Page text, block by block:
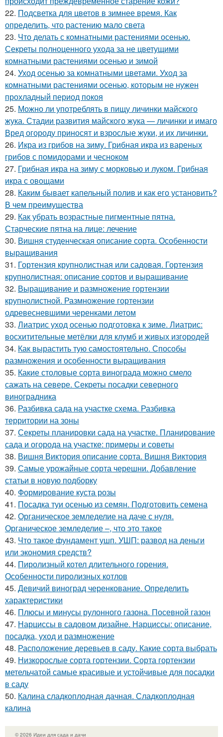
22. Подсветка для цветов в зимнее время. Как
определить, что растению мало света
23. Что делать с комнатными растениями осенью.
Секреты полноценного ухода за не цветущими
комнатными растениями осенью и зимой
24. Уход осенью за комнатными цветами. Уход за
комнатными растениями осенью, которым не нужен
прохладный период покоя
25. Можно ли употреблять в пищу личинки майского
жука. Стадии развития майского жука — личинки и имаго
Вред огороду приносят и взрослые жуки, и их личинки.
26. Икра из грибов на зиму. Грибная икра из вареных
грибов с помидорами и чесноком
27. Грибная икра на зиму с морковью и луком. Грибная
икра с овощами
28. Каким бывает капельный полив и как его установить?
В чем преимущества
29. Как убрать возрастные пигментные пятна.
Старческие пятна на лице: лечение
30. Вишня студенческая описание сорта. Особенности
выращивания
31. Гортензия крупнолистная или садовая. Гортензия
крупнолистная: описание сортов и выращивание
32. Выращивание и размножение гортензии
крупнолистной. Размножение гортензии
одревесневшими черенками летом
33. Лиатрис уход осенью подготовка к зиме. Лиатрис:
восхитительные метёлки для клумб и живых изгородей
34. Как вырастить тую самостоятельно. Способы
размножения и особенности выращивания
35. Какие столовые сорта винограда можно смело
сажать на севере. Секреты посадки северного
виноградника
36. Разбивка сада на участке схема. Разбивка
территории на зоны
37. Секреты планировки сада на участке. Планирование
сада и огорода на участке: примеры и советы
38. Вишня Виктория описание сорта. Вишня Виктория
39. Самые урожайные сорта черешни. Добавление
статьи в новую подборку
40. Формирование куста розы
41. Посадка туи осенью из семян. Подготовить семена
42. Органическое земледелие на даче с нуля.
Органическое земледелие –, что это такое
43. Что такое фундамент ушп. УШП: развод на деньги
или экономия средств?
44. Пиролизный котел длительного горения.
Особенности пиролизных котлов
45. Девичий виноград черенкование. Определить
характеристики
46. Плюсы и минусы рулонного газона. Посевной газон
47. Нарциссы в садовом дизайне. Нарциссы: описание,
посадка, уход и размножение
48. Расположение деревьев в саду. Какие сорта выбрать
49. Низкорослые сорта гортензии. Сорта гортензии
метельчатой самые красивые и устойчивые для посадки
в саду
50. Калина сладкоплодная дачная. Сладкоплодная
калина
© 2026 Идеи для сада и дачи